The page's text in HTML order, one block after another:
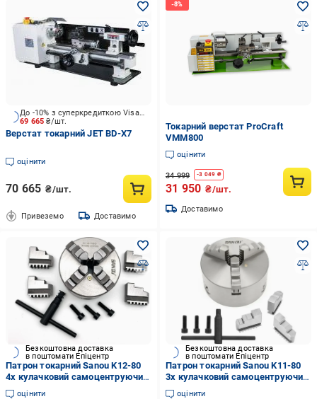
69 665₴/шт.
До -10% з суперкредиткою Visa Вигода
Верстат токарний JET BD-X7
оцінити
70 665 ₴/шт.
Привеземо Доставимо
Токарний верстат ProCraft
VMM800
оцінити
34 999 -3 049 ₴
31 950 ₴/шт.
Доставимо
Безкоштовна доставка
в поштомати Епіцентр
Патрон токарний Sanou K12-80
4х кулачковий самоцентруючий
(17710842)
оцінити
Безкоштовна доставка
в поштомати Епіцентр
Патрон токарний Sanou K11-80
3х кулачковий самоцентруючий
(17710789)
оцінити